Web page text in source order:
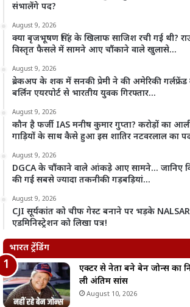
संभालेंगे पद?
August 9, 2026
क्या बृजभूषण सिंह के खिलाफ साजिश रची गई थी?
विस्तृत फैसले में सामने आए चौंकाने वाले खुलासे…
August 9, 2026
ब्रेकअप के शक में सनकी प्रेमी ने की अमेरिकी गर्लफ्रेंड
बर्लिन एयरपोर्ट से भारतीय युवक गिरफ्तार…
August 9, 2026
कौन है फर्जी IAS मनीष कुमार गुप्ता? करोड़ों का
गाड़ियों के साथ कैसे हुआ इस शातिर नटवरलाल का
August 9, 2026
DGCA के चौंकाने वाले आंकड़े आए सामने… जानिए
की गईं सबसे ज्यादा तकनीकी गड़बड़ियां…
August 9, 2026
CJI सूर्यकांत को चीफ गेस्ट बनाने पर भड़के NALSAR
एडमिनिस्ट्रेशन को लिखा पत्र!
भारत ट्रेंडिंग
एक्टर से नेता बने बेन जोन्स का
ली अंतिम सांस
August 10, 2026